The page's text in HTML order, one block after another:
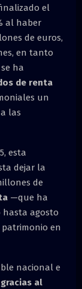
el
al haber
de euros,
en tanto
ha
de renta
un
las
esta
dejar la
de
—que ha
agosto
patrimonio en
nacional e
gracias al